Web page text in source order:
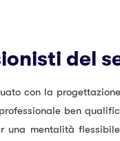
del
con la
ben
una mentalità